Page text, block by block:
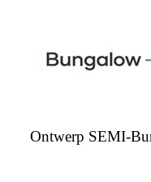
Ontwerp SEMI-